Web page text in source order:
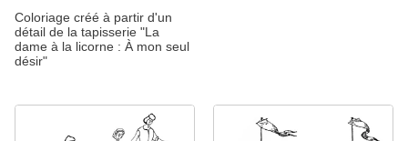
Coloriage créé à partir d'un
détail de la tapisserie "La
dame à la licorne : À mon seul
désir"